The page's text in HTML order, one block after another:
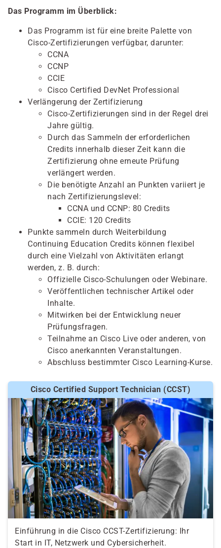
Das Programm im Überblick:
Das Programm ist für eine breite Palette von
Cisco-Zertifizierungen verfügbar, darunter:
CCNA
CCNP
CCIE
Cisco Certified DevNet Professional
Verlängerung der Zertifizierung
Cisco-Zertifizierungen sind in der Regel drei
Jahre gültig.
Durch das Sammeln der erforderlichen
Credits innerhalb dieser Zeit kann die
Zertifizierung ohne erneute Prüfung
verlängert werden.
Die benötigte Anzahl an Punkten variiert je
nach Zertifizierungslevel:
CCNA und CCNP: 80 Credits
CCIE: 120 Credits
Punkte sammeln durch Weiterbildung
Continuing Education Credits können flexibel
durch eine Vielzahl von Aktivitäten erlangt
werden, z. B. durch:
Offizielle Cisco-Schulungen oder Webinare.
Veröffentlichen technischer Artikel oder
Inhalte.
Mitwirken bei der Entwicklung neuer
Prüfungsfragen.
Teilnahme an Cisco Live oder anderen, von
Cisco anerkannten Veranstaltungen.
Abschluss bestimmter Cisco Learning-Kurse.
Cisco Certified Support Technician (CCST)
Einführung in die Cisco CCST-Zertifizierung: Ihr
Start in IT, Netzwerk und Cybersicherheit.